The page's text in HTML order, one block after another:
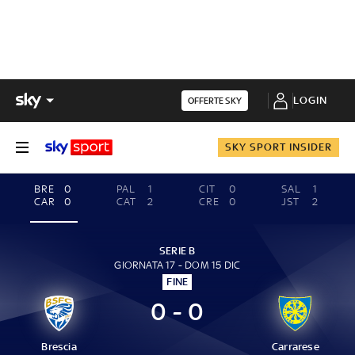
OFFERTE SKY LOGIN
SKY SPORT INSIDER
BRE
0
CAR
0
PAL
1
CAT
2
CIT
0
CRE
0
SAL
1
JST
2
SERIE B
GIORNATA 17 - DOM 15 DIC
FINE
Brescia
0 - 0
Carrarese